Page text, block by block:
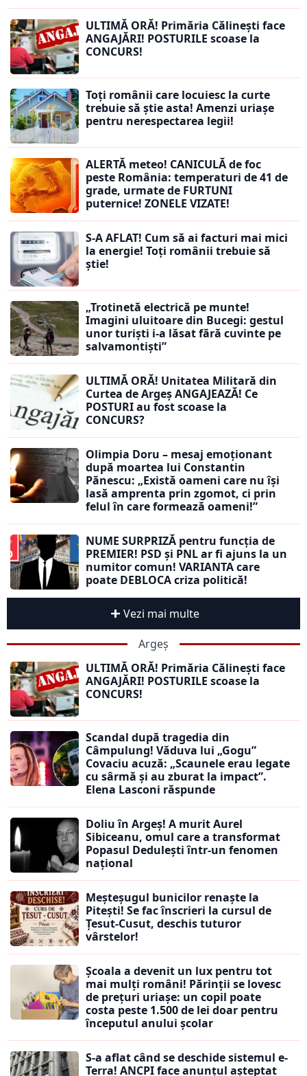
ULTIMĂ ORĂ! Primăria Călinești face
ANGAJĂRI! POSTURILE scoase la
CONCURS!
Toți românii care locuiesc la curte
trebuie să știe asta! Amenzi uriașe
pentru nerespectarea legii!
ALERTĂ meteo! CANICULĂ de foc
peste România: temperaturi de 41 de
grade, urmate de FURTUNI
puternice! ZONELE VIZATE!
S-A AFLAT! Cum să ai facturi mai mici
la energie! Toți românii trebuie să
știe!
„Trotinetă electrică pe munte!
Imagini uluitoare din Bucegi: gestul
unor turiști i-a lăsat fără cuvinte pe
salvamontiști”
ULTIMĂ ORĂ! Unitatea Militară din
Curtea de Argeș ANGAJEAZĂ! Ce
POSTURI au fost scoase la
CONCURS?
Olimpia Doru – mesaj emoționant
după moartea lui Constantin
Pănescu: „Există oameni care nu își
lasă amprenta prin zgomot, ci prin
felul în care formează oameni!”
NUME SURPRIZĂ pentru funcția de
PREMIER! PSD și PNL ar fi ajuns la un
numitor comun! VARIANTA care
poate DEBLOCA criza politică!
Vezi mai multe
Argeș
ULTIMĂ ORĂ! Primăria Călinești face
ANGAJĂRI! POSTURILE scoase la
CONCURS!
Scandal după tragedia din
Câmpulung! Văduva lui „Gogu”
Covaciu acuză: „Scaunele erau legate
cu sârmă și au zburat la impact”.
Elena Lasconi răspunde
Doliu în Argeș! A murit Aurel
Sibiceanu, omul care a transformat
Popasul Dedulești într-un fenomen
național
Meșteșugul bunicilor renaște la
Pitești! Se fac înscrieri la cursul de
Țesut-Cusut, deschis tuturor
vârstelor!
Școala a devenit un lux pentru tot
mai mulți români! Părinții se lovesc
de prețuri uriașe: un copil poate
costa peste 1.500 de lei doar pentru
începutul anului școlar
S-a aflat când se deschide sistemul e-
Terra! ANCPI face anunțul așteptat